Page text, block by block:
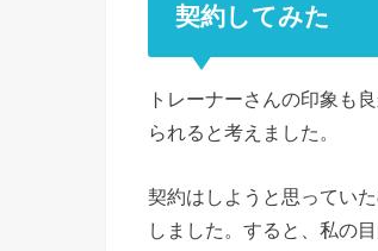
契約してみた
トレーナーさんの印象も
られると考えました。
契約はしようと思ってい
しました。すると、私の